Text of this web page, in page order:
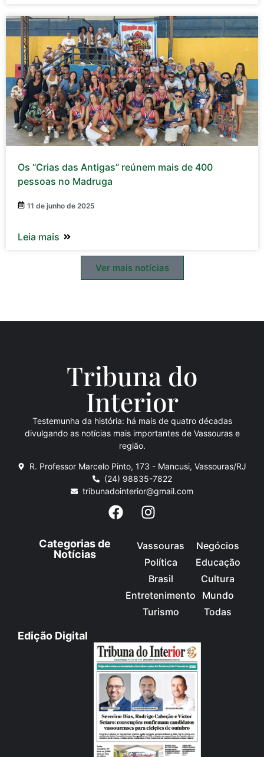
Os “Crias das Antigas” reúnem mais de 400
pessoas no Madruga
11 de junho de 2025
Leia mais
Ver mais notícias
Tribuna do
Interior
Testemunha da história: há mais de quatro décadas
divulgando as notícias mais importantes de Vassouras e
região.
R. Professor Marcelo Pinto, 173 - Mancusi, Vassouras/RJ
(24) 98835-7822
tribunadointerior@gmail.com
Categorias de
Notícias
Vassouras
Política
Brasil
Entretenimento
Turismo
Negócios
Educação
Cultura
Mundo
Todas
Edição Digital